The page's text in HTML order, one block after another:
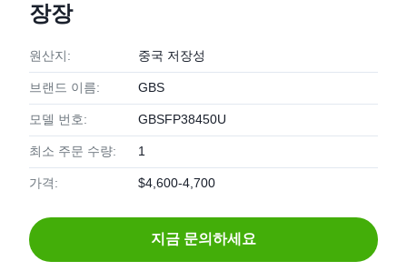
장장
원산지: 중국 저장성
브랜드 이름: GBS
모델 번호: GBSFP38450U
최소 주문 수량: 1
가격: $4,600-4,700
지금 문의하세요